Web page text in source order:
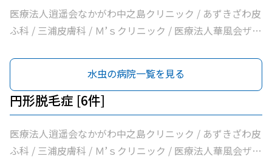
医療法人逍遥会なかがわ中之島クリニック / あずきざわ皮
ふ科 / 三浦皮膚科 / Ｍ’ｓクリニック / 医療法人華風会ザ・
フ科クリニック
水虫の病院一覧を見る
円形脱毛症 [6件]
医療法人逍遥会なかがわ中之島クリニック / あずきざわ皮
ふ科 / 三浦皮膚科 / Ｍ’ｓクリニック / 医療法人華風会ザ・